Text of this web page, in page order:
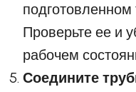
Проверьте ее и
рабочем
Соедините